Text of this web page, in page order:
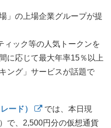
」の上場企業グループが提
ィック等の人気トークンを
に応じて最大年率15％以上
ング」サービスが話題で
ード）
では、本日現
で、2,500円分の仮想通貨